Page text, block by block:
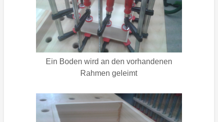
Ein Boden wird an den vorhandenen
Rahmen geleimt